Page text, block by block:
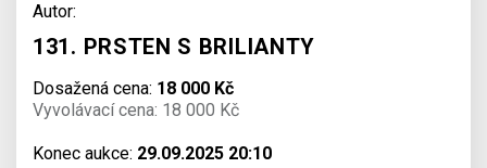
Autor:
131. PRSTEN S BRILIANTY
Dosažená cena: 18 000 Kč
Vyvolávací cena: 18 000 Kč
Konec aukce: 29.09.2025 20:10